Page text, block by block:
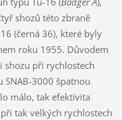
shozů této zbraně
(černá 36), které byly
roku 1955. Důvodem
shozu při rychlostech
3000 špatnou
málo, tak efektivita
tak velkých rychlostech